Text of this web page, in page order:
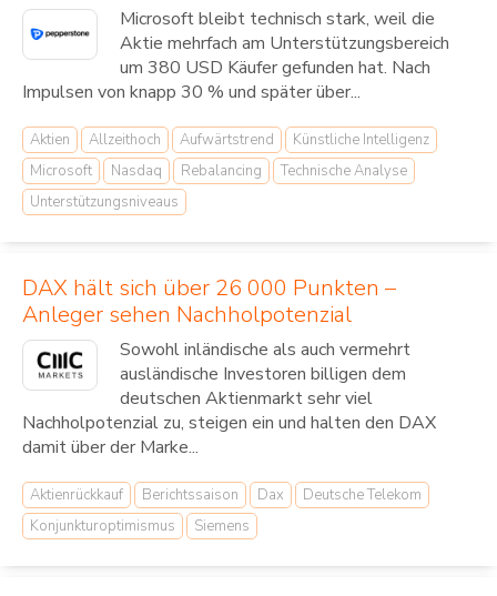
Microsoft bleibt technisch stark, weil die
Aktie mehrfach am Unterstützungsbereich
um 380 USD Käufer gefunden hat. Nach
Impulsen von knapp 30 % und später über...
Aktien Allzeithoch Aufwärtstrend
Künstliche Intelligenz
Microsoft
Nasdaq Rebalancing
Technische Analyse
Unterstützungsniveaus
DAX hält sich über 26 000 Punkten –
Anleger sehen Nachholpotenzial
Sowohl inländische als auch vermehrt
ausländische Investoren billigen dem
deutschen Aktienmarkt sehr viel
Nachholpotenzial zu, steigen ein und halten den DAX
damit über der Marke...
Aktienrückkauf Berichtssaison Dax
Deutsche Telekom
Konjunkturoptimismus
Siemens